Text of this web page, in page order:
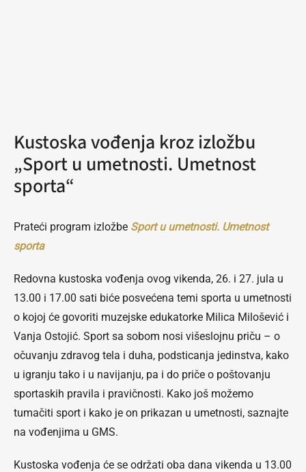
Kustoska vođenja kroz izložbu
„Sport u umetnosti. Umetnost
sporta“
Prateći program izložbe Sport u umetnosti. Umetnost
sporta
Redovna kustoska vođenja ovog vikenda, 26. i 27. jula u
13.00 i 17.00 sati biće posvećena temi sporta u umetnosti
o kojoj će govoriti muzejske edukatorke Milica Milošević i
Vanja Ostojić. Sport sa sobom nosi višeslojnu priču – o
očuvanju zdravog tela i duha, podsticanja jedinstva, kako
u igranju tako i u navijanju, pa i do priče o poštovanju
sportaskih pravila i pravičnosti. Kako još možemo
tumačiti sport i kako je on prikazan u umetnosti, saznajte
na vođenjima u GMS.
Kustoska vođenja će se održati oba dana vikenda u 13.00